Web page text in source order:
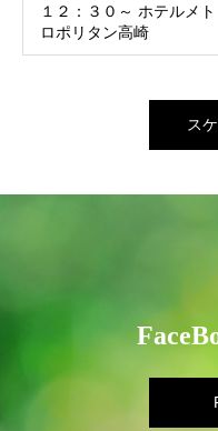
１２：３０～ ホテルメト
ロポリタン高崎
ス